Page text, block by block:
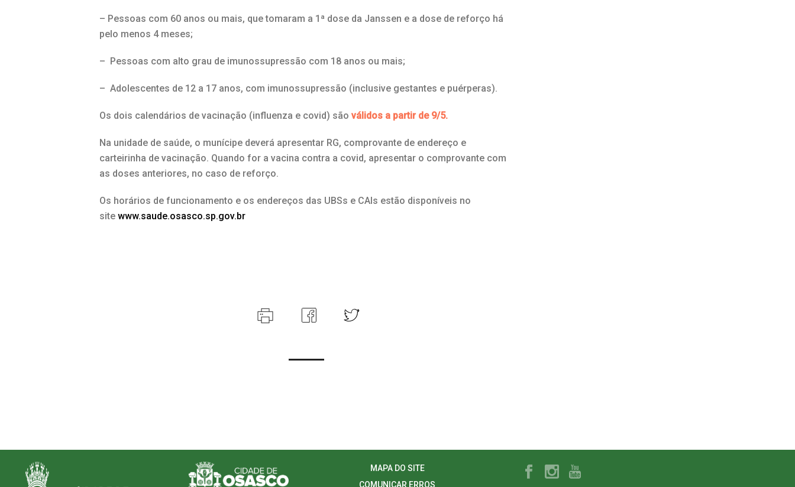
– Pessoas com 60 anos ou mais, que tomaram a 1ª dose da Janssen e a dose de reforço há
pelo menos 4 meses;
– Pessoas com alto grau de imunossupressão com 18 anos ou mais;
– Adolescentes de 12 a 17 anos, com imunossupressão (inclusive gestantes e puérperas).
Os dois calendários de vacinação (influenza e covid) sãoválidos a partir de 9/5.
Na unidade de saúde, o munícipe deverá apresentar RG, comprovante de endereço e
carteirinha de vacinação. Quando for a vacina contra a covid, apresentar o comprovante com
as doses anteriores, no caso de reforço.
Os horários de funcionamento e os endereços das UBSs e CAIs estão disponíveis no
sitewww.saude.osasco.sp.gov.br
MAPA DO SITE
COMUNICAR ERROS